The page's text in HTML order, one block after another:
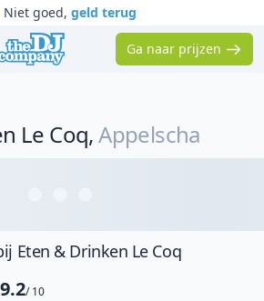
Niet goed, geld terug
Ga naar prijzen
Le Coq,Appelscha
Eten & Drinken Le Coq
9.2/ 10